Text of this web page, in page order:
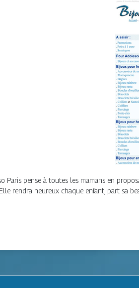
Paris pense à toutes les mamans en
rendra heureux chaque enfant, part sa